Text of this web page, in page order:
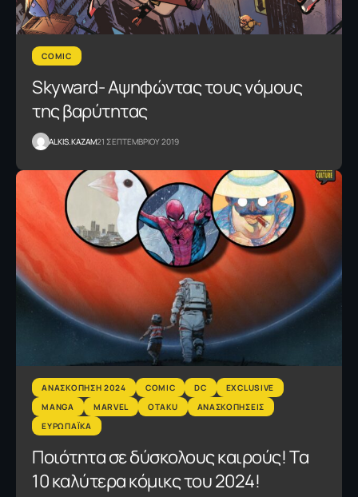
COMIC
Skyward- Αψηφώντας τους νόμους
της βαρύτητας
ALKIS.KAZAM21 ΣΕΠΤΕΜΒΡΙΟΥ 2019
AΝΑΣΚΟΠΗΣΗ 2024 COMIC DC
EXCLUSIVE
MANGA
MARVEL OTAKU
ΑΝΑΣΚΟΠΗΣΕΙΣ
ΕΥΡΩΠΑΪΚΑ
Ποιότητα σε δύσκολους καιρούς! Tα
10 καλύτερα κόμικς του 2024!